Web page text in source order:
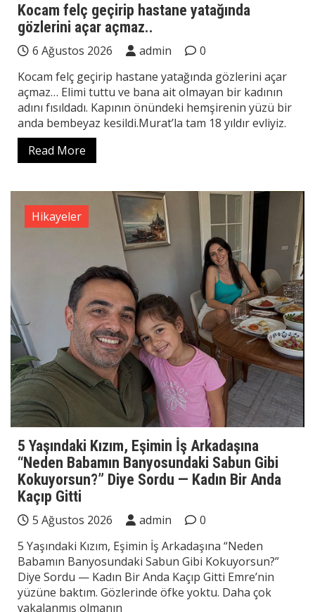
Kocam felç geçirip hastane yatağında
gözlerini açar açmaz..
6 Ağustos 2026 admin
0
Kocam felç geçirip hastane yatağında gözlerini açar
açmaz… Elimi tuttu ve bana ait olmayan bir kadının
adını fısıldadı. Kapının önündeki hemşirenin yüzü bir
anda bembeyaz kesildi.Murat’la tam 18 yıldır evliyiz.
Read More
Hikayeler
5 Yaşındaki Kızım, Eşimin İş Arkadaşına
“Neden Babamın Banyosundaki Sabun Gibi
Kokuyorsun?” Diye Sordu — Kadın Bir Anda
Kaçıp Gitti
5 Ağustos 2026 admin
0
5 Yaşındaki Kızım, Eşimin İş Arkadaşına “Neden
Babamın Banyosundaki Sabun Gibi Kokuyorsun?”
Diye Sordu — Kadın Bir Anda Kaçıp Gitti Emre’nin
yüzüne baktım. Gözlerinde öfke yoktu. Daha çok
yakalanmış olmanın